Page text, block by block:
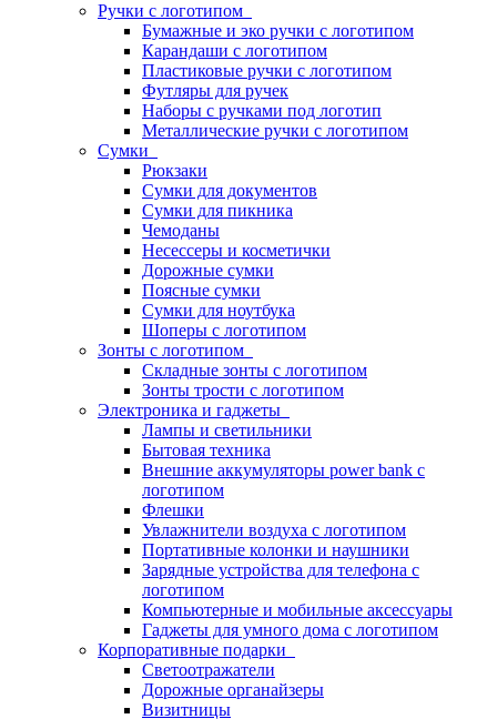
Ручки с логотипом
Бумажные и эко ручки с логотипом
Карандаши с логотипом
Пластиковые ручки с логотипом
Футляры для ручек
Наборы с ручками под логотип
Металлические ручки с логотипом
Сумки
Рюкзаки
Сумки для документов
Сумки для пикника
Чемоданы
Несессеры и косметички
Дорожные сумки
Поясные сумки
Сумки для ноутбука
Шоперы с логотипом
Зонты с логотипом
Складные зонты с логотипом
Зонты трости с логотипом
Электроника и гаджеты
Лампы и светильники
Бытовая техника
Внешние аккумуляторы power bank с
логотипом
Флешки
Увлажнители воздуха с логотипом
Портативные колонки и наушники
Зарядные устройства для телефона с
логотипом
Компьютерные и мобильные аксессуары
Гаджеты для умного дома с логотипом
Корпоративные подарки
Светоотражатели
Дорожные органайзеры
Визитницы